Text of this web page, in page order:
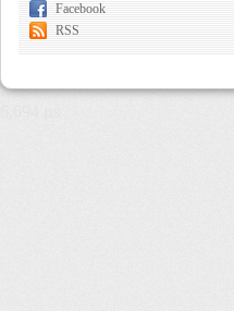
Facebook
RSS